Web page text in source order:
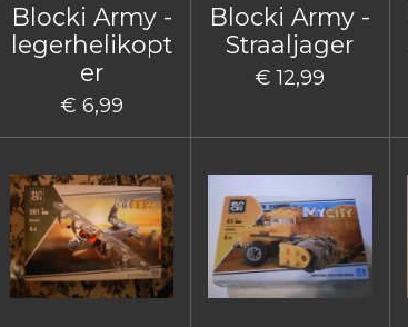
Blocki Army -
legerhelikopt
er
€ 6,99
Blocki Army -
Straaljager
€ 12,99